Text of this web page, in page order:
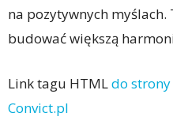
na pozytywnych myślach.
budować większą
Link tagu HTMLdo
Convict.pl